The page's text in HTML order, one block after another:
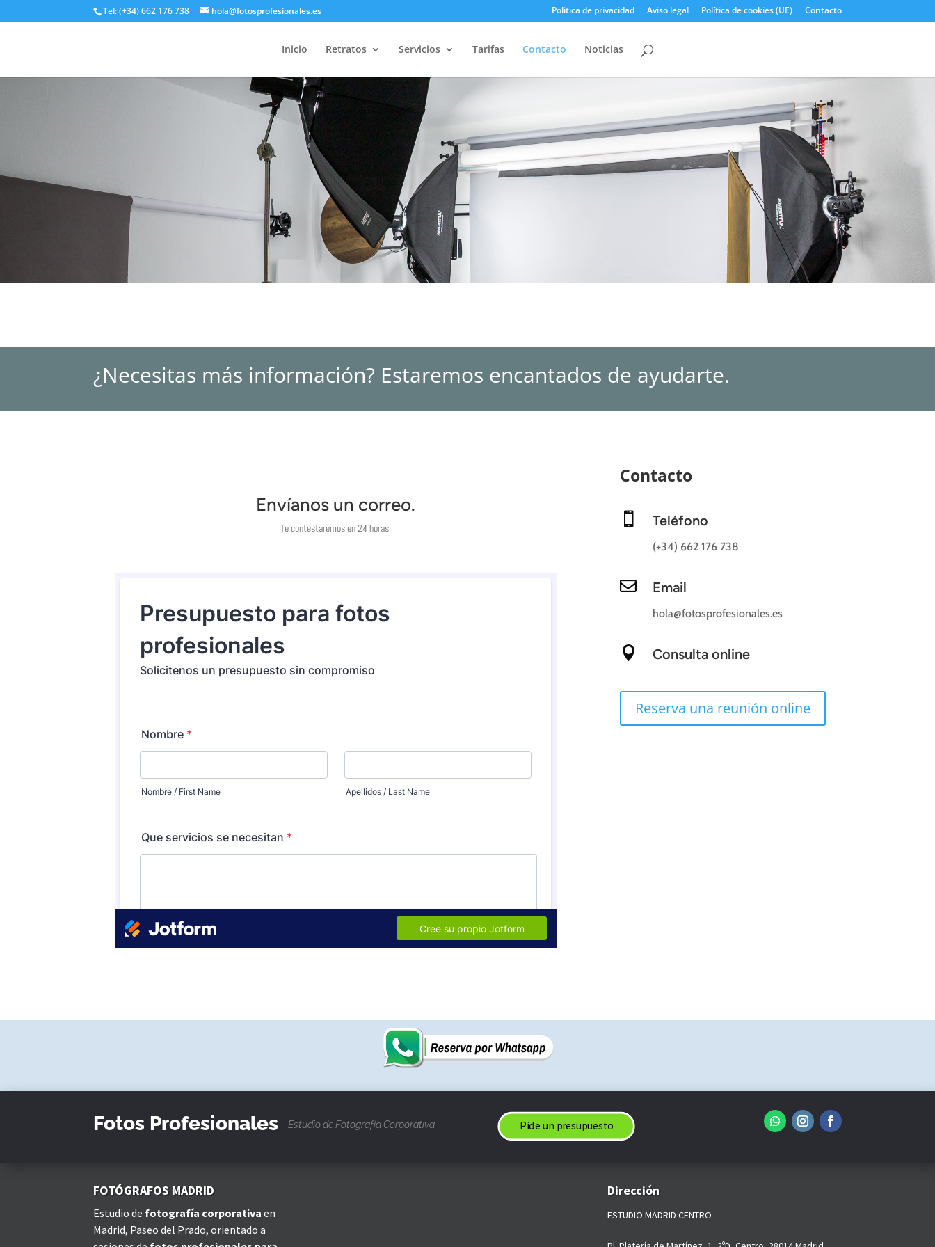
Tel: (+34) 662 176 738 hola@fotosprofesionales.es Politica de privacidad Aviso legal Política de cookies (UE) Contacto
Inicio Retratos Servicios Tarifas Contacto Noticias
¿Necesitas más información? Estaremos encantados de ayudarte.
Envíanos un correo.
Te contestaremos en 24 horas.
Contacto
 Teléfono
(+34) 662 176 738
 Email
hola@fotosprofesionales.es
 Consulta online
Reserva una reunión online
Fotos ProfesionalesEstudio de Fotografía Corporativa Pide un presupuesto
FOTÓGRAFOS MADRID
Estudio de fotografía corporativa en
Madrid, Paseo del Prado, orientado a
Dirección
ESTUDIO MADRID CENTRO